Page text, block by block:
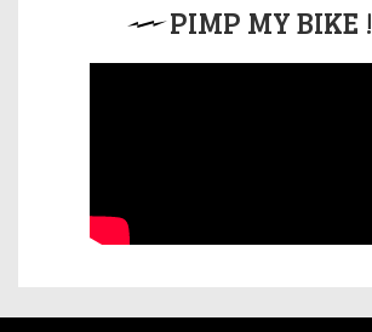
PIMP MY BIKE !